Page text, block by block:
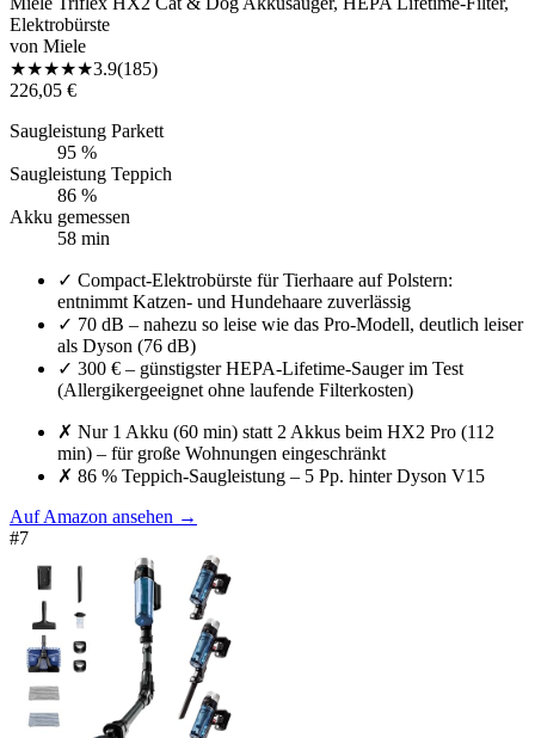
Elektrobürste
von Miele
★★★★★3.9(185)
226,05 €
Saugleistung Parkett
95 %
Saugleistung Teppich
86 %
Akku gemessen
58 min
✓ Compact-Elektrobürste für Tierhaare auf Polstern:
entnimmt Katzen- und Hundehaare zuverlässig
✓ 70 dB – nahezu so leise wie das Pro-Modell, deutlich leiser
als Dyson (76 dB)
✓ 300 € – günstigster HEPA-Lifetime-Sauger im Test
(Allergikergeeignet ohne laufende Filterkosten)
✗ Nur 1 Akku (60 min) statt 2 Akkus beim HX2 Pro (112
min) – für große Wohnungen eingeschränkt
✗ 86 % Teppich-Saugleistung – 5 Pp. hinter Dyson V15
Auf Amazon ansehen →
#7